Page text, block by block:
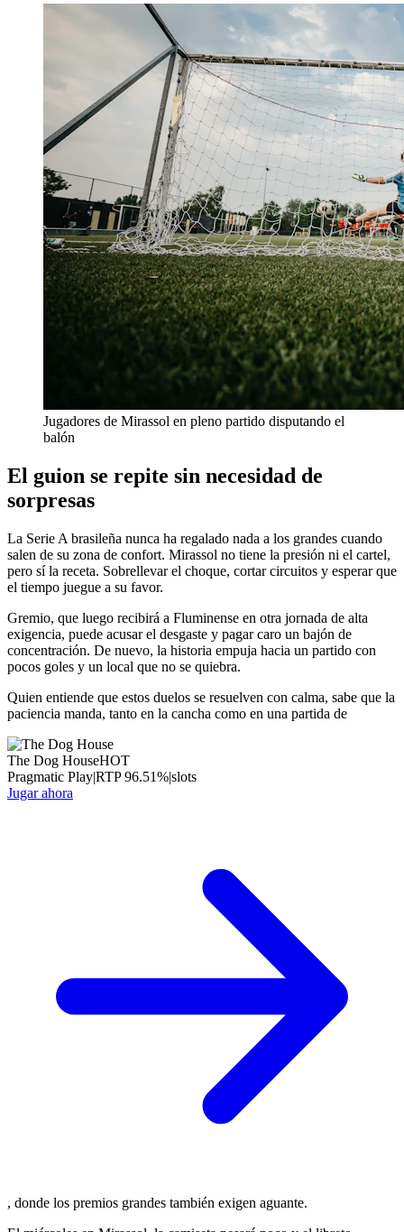
Jugadores de Mirassol en pleno partido disputando el
balón
El guion se repite sin necesidad de
sorpresas
La Serie A brasileña nunca ha regalado nada a los grandes cuando
salen de su zona de confort. Mirassol no tiene la presión ni el cartel,
pero sí la receta. Sobrellevar el choque, cortar circuitos y esperar que
el tiempo juegue a su favor.
Gremio, que luego recibirá a Fluminense en otra jornada de alta
exigencia, puede acusar el desgaste y pagar caro un bajón de
concentración. De nuevo, la historia empuja hacia un partido con
pocos goles y un local que no se quiebra.
Quien entiende que estos duelos se resuelven con calma, sabe que la
paciencia manda, tanto en la cancha como en una partida de
The Dog HouseHOT
Pragmatic Play|RTP96.51%|slots
Jugar ahora
, donde los premios grandes también exigen aguante.